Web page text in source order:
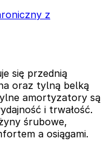
z
się przednią
oraz tylną belką
amortyzatory są
i trwałość.
śrubowe,
a osiągami.